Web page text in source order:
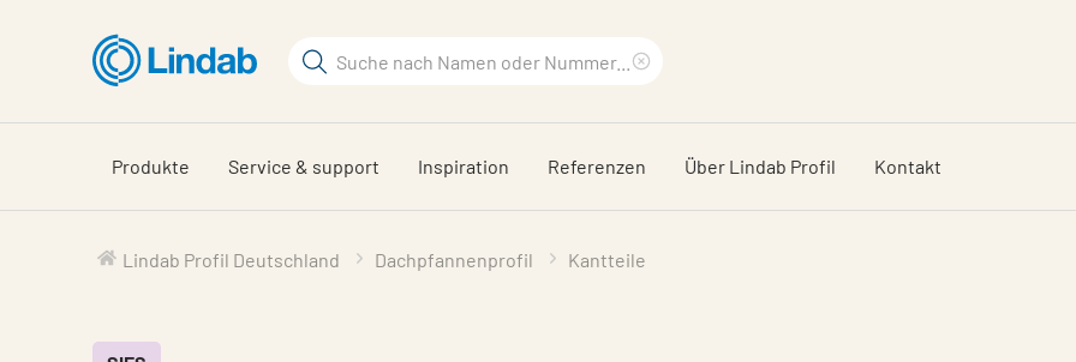
Hauptinhalt
Suchbegriff
durchsuchen
löschen
Produkte Service & support Inspiration Referenzen Über Lindab Profil Kontakt
Lindab Profil Deutschland Dachpfannenprofil Kantteile